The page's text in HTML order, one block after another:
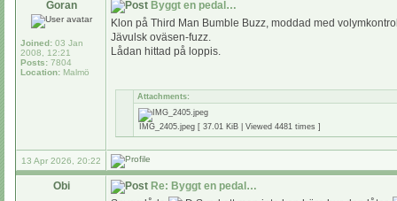
Goran
Joined: 03 Jan
2008, 12:21
Posts: 7804
Location: Malmö
Byggt en pedal…
Klon på Third Man Bumble Buzz, moddad med
Jävulsk oväsen-fuzz.
Lådan hittad på loppis.
Attachments:
IMG_2405.jpeg [ 37.01 KiB | Viewed 4481 times ]
13 Apr 2026, 20:22
Obi
Re: Byggt en pedal…